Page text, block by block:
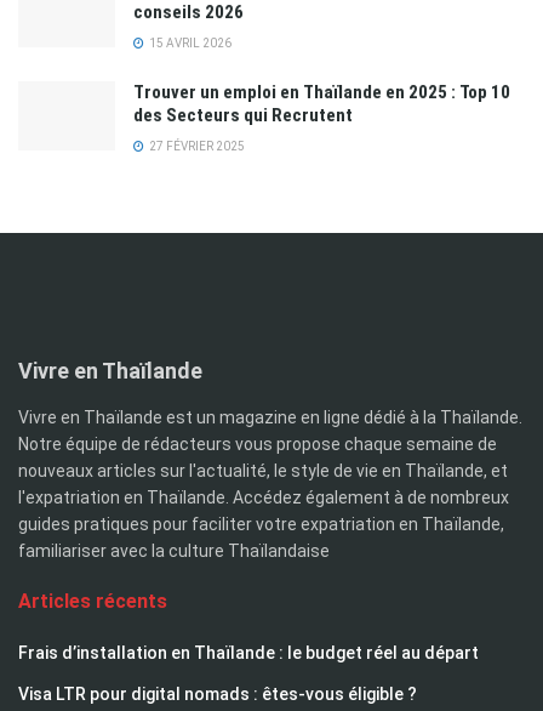
conseils 2026
15 AVRIL 2026
Trouver un emploi en Thaïlande en 2025 : Top 10
des Secteurs qui Recrutent
27 FÉVRIER 2025
Vivre en Thaïlande
Vivre en Thaïlande est un magazine en ligne dédié à la Thaïlande.
Notre équipe de rédacteurs vous propose chaque semaine de
nouveaux articles sur l'actualité, le style de vie en Thaïlande, et
l'expatriation en Thaïlande. Accédez également à de nombreux
guides pratiques pour faciliter votre expatriation en Thaïlande,
familiariser avec la culture Thaïlandaise
Articles récents
Frais d’installation en Thaïlande : le budget réel au départ
Visa LTR pour digital nomads : êtes-vous éligible ?